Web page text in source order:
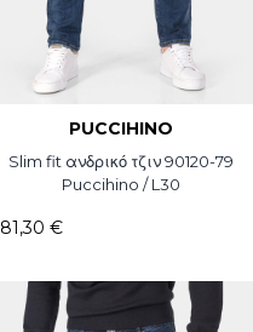
PUCCIHINO
Slim fit ανδρικό τζιν 90120-79
Puccihino / L30
81,30 €